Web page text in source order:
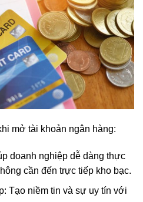
mở tài khoản ngân hàng:
doanh nghiệp dễ dàng thực
cần đến trực tiếp kho bạc.
Tạo niềm tin và sự uy tín với